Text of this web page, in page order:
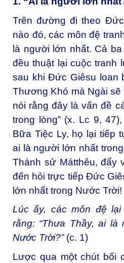
Trên đường đi theo
nào đó, các môn đệ
là người lớn nhất. Cả
đều thuật lại cuộc tranh
sau khi Đức Giêsu loan
Thương Khó mà Ngài sẽ
nói rằng đây là vấn đề
trong lòng” (x. Lc 9,
Bữa Tiệc Ly, họ lại tiếp
ai là người lớn nhất
Thánh sử Mátthêu, đẩy
đến hỏi trực tiếp Đức
lớn nhất trong Nước Trời!
Lúc ấy, các môn đệ
rằng: “Thưa Thầy, ai là
Nước Trời?” (c. 1)
Lược qua một chút bối